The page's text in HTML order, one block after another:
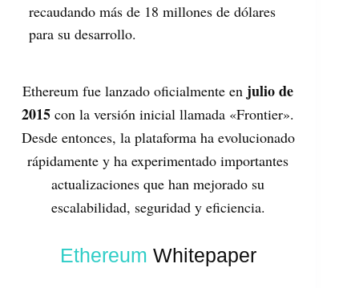
recaudando más de 18 millones de dólares
para su desarrollo.
Ethereum fue lanzado oficialmente en julio de
2015 con la versión inicial llamada «Frontier».
Desde entonces, la plataforma ha evolucionado
rápidamente y ha experimentado importantes
actualizaciones que han mejorado su
escalabilidad, seguridad y eficiencia.
Ethereum Whitepaper